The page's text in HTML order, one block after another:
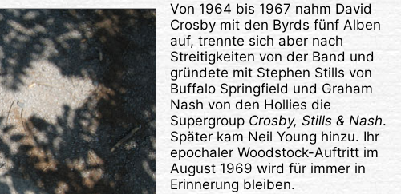
Von 1964 bis 1967 nahm David
Crosby mit den Byrds fünf Alben
auf, trennte sich aber nach
Streitigkeiten von der Band und
gründete mit Stephen Stills von
Buffalo Springfield und Graham
Nash von den Hollies die
Supergroup Crosby, Stills & Nash.
Später kam Neil Young hinzu. Ihr
epochaler Woodstock-Auftritt im
August 1969 wird für immer in
Erinnerung bleiben.